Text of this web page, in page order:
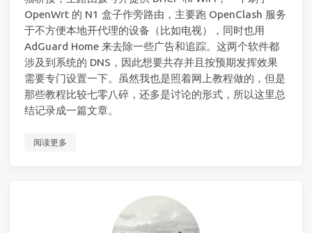
OpenWrt 的 N1 盒子作旁路由，主要跑 OpenClash 服务
于不方便本地开代理的设备（比如电视），同时也用
AdGuard Home 来去除一些广告和追踪。这两个软件都
涉及到系统的 DNS，因此想要共存并且按预期发挥效果
需要专门设置一下。虽然我也是照着网上教程做的，但是
那些教程比较七零八碎，还多是讨论的形式，所以这里总
结记录成一篇文章。
阅读更多